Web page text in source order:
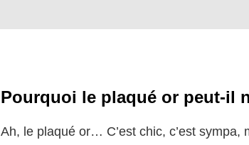
Pourquoi le plaqué or peut-il
Ah, le plaqué or… C’est chic, c’est